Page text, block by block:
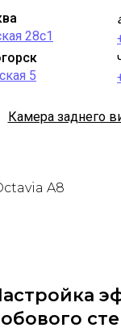
28с1
5
Камера заднего
A8